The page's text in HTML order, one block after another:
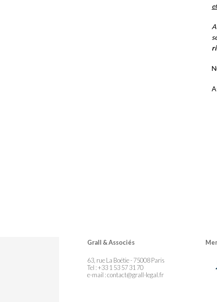
Grall & Associés
63, rue La Boétie - 75008 Paris
Tel : +33 1 53 57 31 70
e-mail :contact@grall-legal.fr